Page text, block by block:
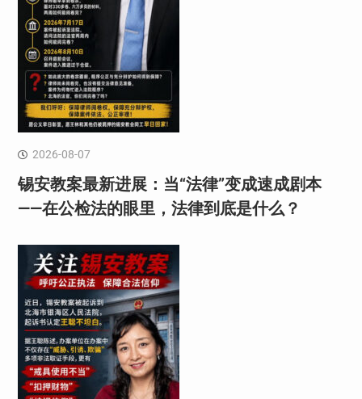
2026-08-07
锡安教案最新进展：当“法律”变成速成剧本
——在公检法的眼里，法律到底是什么？